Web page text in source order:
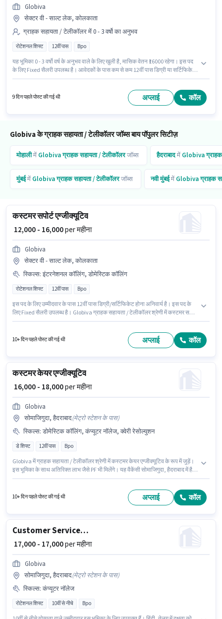
Globiva
सेक्टर वी - साल्ट लेक, कोलकाता
ग्राहक सहायता / टेलीकॉलर में 0 - 3 वर्षो का अनुभव
रोटेशनल शिफ्ट 12वीं पास Bpo
यह भूमिका 0 - 3 वर्षो वर्ष के अनुभव वाले के लिए खुली है, मासिक वेतन ₹16000 रहेगा। इस पद
के लिए Fixed सैलरी उपलब्ध है। आवेदकों के पास कम से कम 12वीं पास डिग्री या सर्टिफिकेट
रिप्रेजेंटेटिव के रूप में जुड़ें। यह वैकेंसी सेक्टर वी - साल्ट लेक, कोलकाता में है।
9 दिन पहले पोस्ट की गई थी अप्लाई कॉल
Globiva के ग्राहक सहायता / टेलीकॉलर जॉब्स बाय पॉपुलर सिटीज़
मोहालीमें Globivaग्राहक सहायता / टेलीकॉलरजॉब्स हैदराबादमें Globiva
मुंबईमें Globivaग्राहक सहायता / टेलीकॉलरजॉब्स नवी मुंबईमें Globivaग्राहक
कस्टमर सपोर्ट एग्जीक्यूटिव
₹ 12,000 - 16,000per महीना
Globiva
सेक्टर वी - साल्ट लेक, कोलकाता
स्किल्स: इंटरनेशनल कॉलिंग, डोमेस्टिक कॉलिंग
रोटेशनल शिफ्ट 12वीं पास Bpo
इस पद के लिए उम्मीदवार के पास 12वीं पास डिग्री/सर्टिफिकेट होना अनिवार्य है। इस पद के
लिए Fixed सैलरी उपलब्ध है। Globiva ग्राहक सहायता / टेलीकॉलर श्रेणी में कस्टमर सपोर्ट
आवेदक के पास डोमेस्टिक कॉलिंग, इंटरनेशनल कॉलिंग जैसी स्किल्स होनी चाहिए।
10+ दिन पहले पोस्ट की गई थी अप्लाई कॉल
कस्टमर केयर एग्जीक्यूटिव
₹ 16,000 - 18,000per महीना
Globiva
सोमाजिगुदा, हैदराबाद(मेट्रो स्टेशन के पास)
स्किल्स: डोमेस्टिक कॉलिंग, कंप्यूटर नॉलेज, क्वेरी रेसोल्युशन
डे शिफ्ट 12वीं पास Bpo
Globiva में ग्राहक सहायता / टेलीकॉलर श्रेणी में कस्टमर केयर एग्जीक्यूटिव के रूप में जुड़ें।
इस भूमिका के साथ अतिरिक्त लाभ जैसे PF भी मिलेंगे। यह वैकेंसी सोमाजिगुदा, हैदराबाद में है।
डोमेस्टिक कॉलिंग, क्वेरी रेसोल्युशन जैसी स्किल्स होनी चाहिए।
10+ दिन पहले पोस्ट की गई थी अप्लाई कॉल
Customer Services inbound process
₹ 17,000 - 17,000per महीना
Globiva
सोमाजिगुदा, हैदराबाद(मेट्रो स्टेशन के पास)
स्किल्स: कंप्यूटर नॉलेज
रोटेशनल शिफ्ट 10वीं से नीचे Bpo